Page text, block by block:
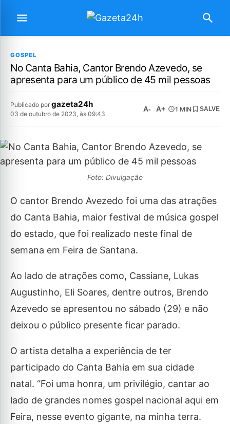
GOSPEL
No Canta Bahia, Cantor Brendo Azevedo, se
apresenta para um público de 45 mil pessoas
Publicado por gazeta24h
03 de outubro de 2023, às 09:43
A- A+ 1 MIN SALVE
Foto: Divulgação
O cantor Brendo Avezedo foi uma das atrações
do Canta Bahia, maior festival de música gospel
do estado, que foi realizado neste final de
semana em Feira de Santana.
Ao lado de atrações como, Cassiane, Lukas
Augustinho, Eli Soares, dentre outros, Brendo
Azevedo se apresentou no sábado (29) e não
deixou o público presente ficar parado.
O artista detalha a experiência de ter
participado do Canta Bahia em sua cidade
natal. “Foi uma honra, um privilégio, cantar ao
lado de grandes nomes gospel nacional aqui em
Feira, nesse evento gigante, na minha terra.